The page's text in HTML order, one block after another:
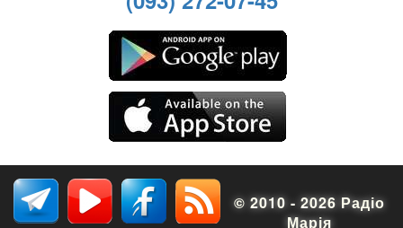
© 2010 - 2026 Радіо
Марія